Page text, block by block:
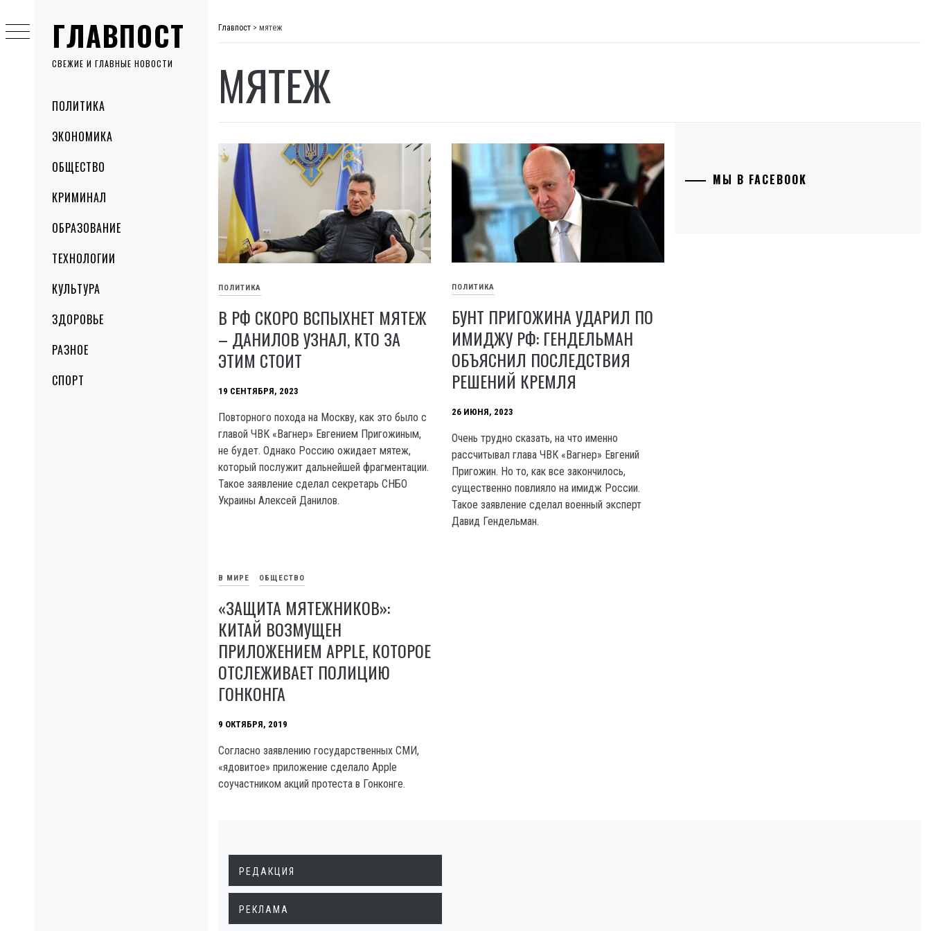
ГЛАВПОСТ
СВЕЖИЕ И ГЛАВНЫЕ НОВОСТИ
MenuПОЛИТИКА
ЭКОНОМИКА
ОБЩЕСТВО
КРИМИНАЛ
ОБРАЗОВАНИЕ
ТЕХНОЛОГИИ
КУЛЬТУРА
ЗДОРОВЬЕ
РАЗНОЕ
СПОРТ
to
content
Главпост > мятеж
МЯТЕЖ
ПОЛИТИКА
В РФ СКОРО ВСПЫХНЕТ МЯТЕЖ
– ДАНИЛОВ УЗНАЛ, КТО ЗА
ЭТИМ СТОИТ
19 СЕНТЯБРЯ, 2023
Повторного похода на Москву, как это было с
главой ЧВК «Вагнер» Евгением Пригожиным,
не будет. Однако Россию ожидает мятеж,
который послужит дальнейшей фрагментации.
Такое заявление сделал секретарь СНБО
Украины Алексей Данилов.
ПОЛИТИКА
БУНТ ПРИГОЖИНА УДАРИЛ ПО
ИМИДЖУ РФ: ГЕНДЕЛЬМАН
ОБЪЯСНИЛ ПОСЛЕДСТВИЯ
РЕШЕНИЙ КРЕМЛЯ
26 ИЮНЯ, 2023
Очень трудно сказать, на что именно
рассчитывал глава ЧВК «Вагнер» Евгений
Пригожин. Но то, как все закончилось,
существенно повлияло на имидж России.
Такое заявление сделал военный эксперт
Давид Гендельман.
В МИРЕ ОБЩЕСТВО
«ЗАЩИТА МЯТЕЖНИКОВ»:
КИТАЙ ВОЗМУЩЕН
ПРИЛОЖЕНИЕМ APPLE, КОТОРОЕ
ОТСЛЕЖИВАЕТ ПОЛИЦИЮ
ГОНКОНГА
9 ОКТЯБРЯ, 2019
Согласно заявлению государственных СМИ,
«ядовитое» приложение сделало Apple
соучастником акций протеста в Гонконге.
МЫ В FACEBOOK
РЕДАКЦИЯ
РЕКЛАМА